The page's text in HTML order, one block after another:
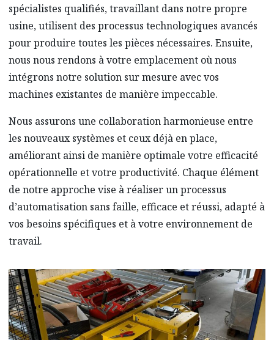
spécialistes qualifiés, travaillant dans notre propre
usine, utilisent des processus technologiques avancés
pour produire toutes les pièces nécessaires. Ensuite,
nous nous rendons à votre emplacement où nous
intégrons notre solution sur mesure avec vos
machines existantes de manière impeccable.
Nous assurons une collaboration harmonieuse entre
les nouveaux systèmes et ceux déjà en place,
améliorant ainsi de manière optimale votre efficacité
opérationnelle et votre productivité. Chaque élément
de notre approche vise à réaliser un processus
d’automatisation sans faille, efficace et réussi, adapté à
vos besoins spécifiques et à votre environnement de
travail.